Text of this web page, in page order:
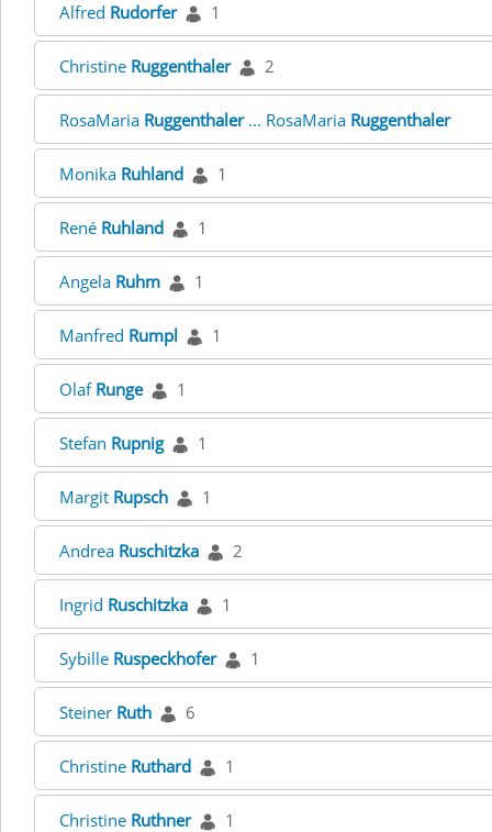
Alfred Rudorfer 1
Christine Ruggenthaler 2
RosaMaria Ruggenthaler... RosaMaria Ruggenthaler
Monika Ruhland 1
René Ruhland 1
Angela Ruhm 1
Manfred Rumpl 1
Olaf Runge 1
Stefan Rupnig 1
Margit Rupsch 1
Andrea Ruschitzka 2
Ingrid Ruschitzka 1
Sybille Ruspeckhofer 1
Steiner Ruth 6
Christine Ruthard 1
Christine Ruthner 1